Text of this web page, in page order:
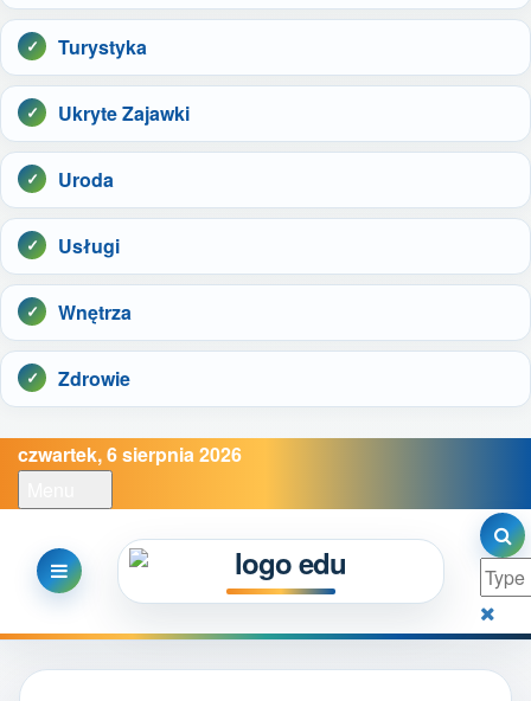
Turystyka
Ukryte Zajawki
Uroda
Usługi
Wnętrza
Zdrowie
czwartek, 6 sierpnia 2026